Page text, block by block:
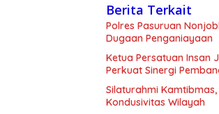
Berita Terkait
Polres Pasuruan
Dugaan Penganiayaan
Ketua Persatuan Insan
Perkuat Sinergi
Silaturahmi
Kondusivitas Wilayah